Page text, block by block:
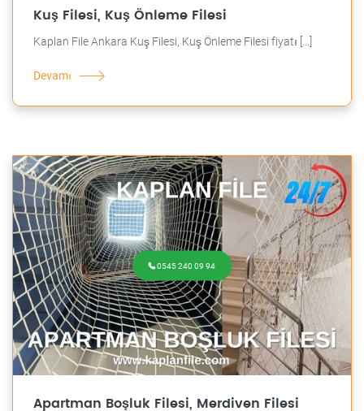
Kuş Filesi, Kuş Önleme Filesi
Kaplan File Ankara Kuş Filesi, Kuş Önleme Filesi fiyatı [...]
Devamı
0545 240 09 94
Apartman Boşluk Filesi, Merdiven Filesi